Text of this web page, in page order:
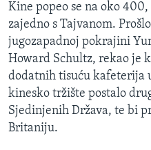
Kine popeo se na oko
zajedno s Tajvanom.
jugozapadnoj pokrajini
Howard Schultz, rekao je
dodatnih tisuću kafeterija
kinesko tržište postalo
Sjedinjenih Država, te bi
Britaniju.